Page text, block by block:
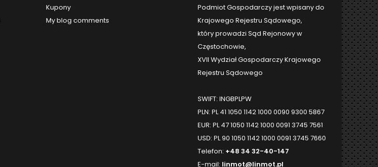
Kupony
My blog comments
Podmiot Gospodarczy jest wpisany do
Krajowego Rejestru Sądowego,
który prowadzi Sąd Rejonowy w
Częstochowie,
XVII Wydział Gospodarczy Krajowego
Rejestru Sądowego
SWIFT: INGBPLPW
PLN: PL 41 1050 1142 1000 0090 9300 5867
EUR: PL 47 1050 1142 1000 0091 3745 7561
USD: PL 90 1050 1142 1000 0091 3745 7660
Telefon: +48 34 32-40-147
E-mail: linmot@linmot.pl